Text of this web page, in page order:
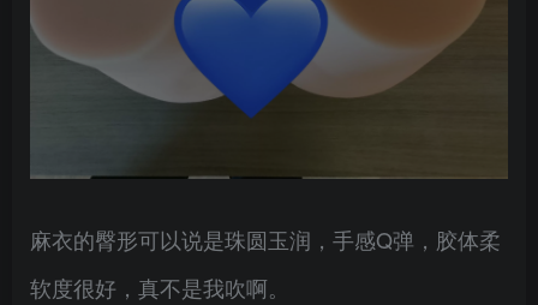
麻衣的臀形可以说是珠圆玉润，手感Q弹，胶体柔
软度很好，真不是我吹啊。